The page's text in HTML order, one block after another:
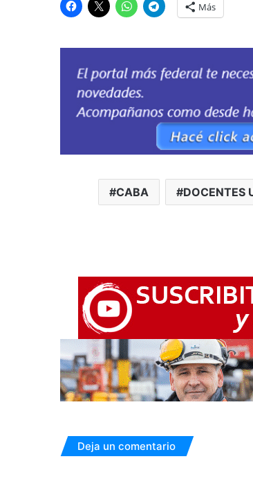
Más
CABA DOCENTES
Deja un comentario